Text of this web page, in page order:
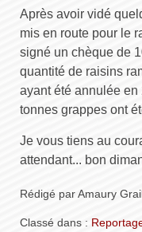
Après avoir vidé
mis en route pour le
signé un chèque de
quantité de raisins
ayant été annulée
tonnes grappes ont
Je vous tiens au
attendant... bon
Rédigé par Amaury
Classé dans :